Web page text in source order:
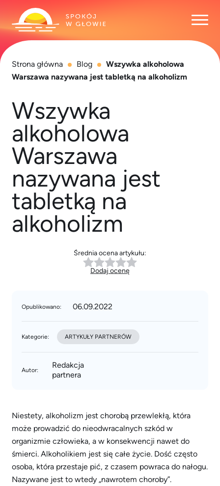
Strona główna Blog
Wszywka alkoholowa
Warszawa nazywana jest tabletką na alkoholizm
Wszywka
alkoholowa
Warszawa
nazywana jest
tabletką na
alkoholizm
Średnia ocena artykułu:
Dodaj ocenę
Autor:
Redakcja
partnera
Opublikowano: 06.09.2022
Kategorie: ARTYKUŁY PARTNERÓW
Niestety, alkoholizm jest chorobą przewlekłą, która
może prowadzić do nieodwracalnych szkód w
organizmie człowieka, a w konsekwencji nawet do
śmierci. Alkoholikiem jest się całe życie. Dość często
osoba, która przestaje pić, z czasem powraca do nałogu.
Nazywane jest to wtedy „nawrotem choroby”.